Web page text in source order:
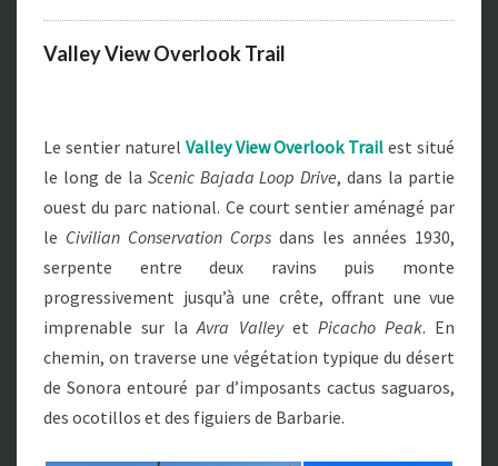
Valley View Overlook Trail
Le sentier naturel Valley View Overlook Trail est situé
le long de la Scenic Bajada Loop Drive, dans la partie
ouest du parc national. Ce court sentier aménagé par
le Civilian Conservation Corps dans les années 1930,
serpente entre deux ravins puis monte
progressivement jusqu’à une crête, offrant une vue
imprenable sur laAvra Valleyet Picacho Peak. En
chemin, on traverse une végétation typique du désert
de Sonora entouré par d’imposants cactus saguaros,
des ocotillos et des figuiers de Barbarie.